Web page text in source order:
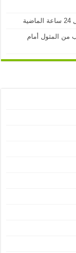
من المثول أمام